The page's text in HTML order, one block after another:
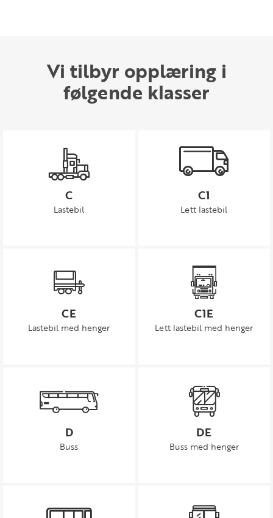
Vi tilbyr opplæring i
følgende klasser
C
Lastebil
C1
Lett lastebil
CE
Lastebil med henger
C1E
Lett lastebil med henger
D
Buss
DE
Buss med henger